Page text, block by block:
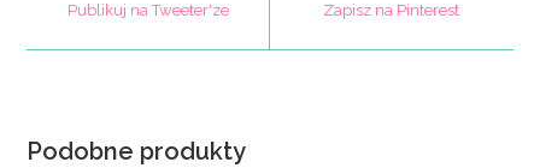
new
window
Publikuj na Tweeter'ze
window
Zapisz na Pinterest
Podobne produkty